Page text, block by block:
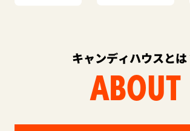
キャンディハウスとは
ABOUT